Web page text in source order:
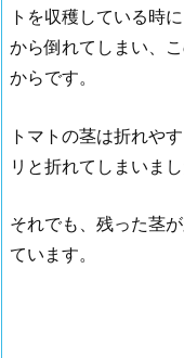
トを収穫している時
から倒れてしまい、
からです。
トマトの茎は折れや
リと折れてしまいまし
それでも、残った茎
ています。